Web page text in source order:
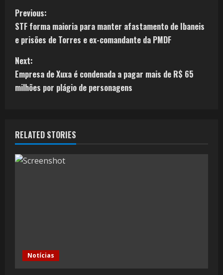
Previous:
STF forma maioria para manter afastamento de Ibaneis
e prisões de Torres e ex-comandante da PMDF
Next:
Empresa de Xuxa é condenada a pagar mais de R$ 65
milhões por plágio de personagens
RELATED STORIES
Notícias